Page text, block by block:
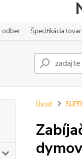
odber Špecifikácia
Úvod